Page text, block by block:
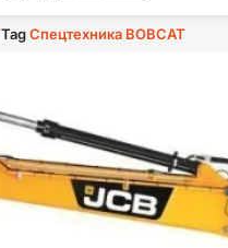
TagСпецтехника BOBCAT